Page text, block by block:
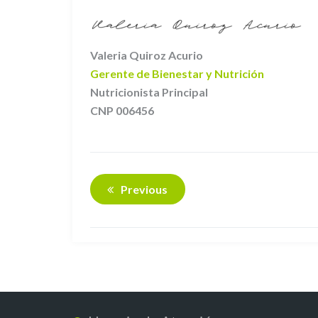
Valeria Quiroz Acurio
Gerente de Bienestar y Nutrición
Nutricionista Principal
CNP 006456
Previous